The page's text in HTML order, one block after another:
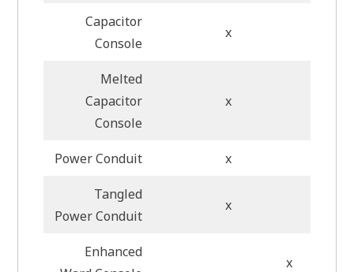
Capacitor
Console
x
Melted
Capacitor
Console
x
Power Conduit x
Tangled
Power Conduit
x
Enhanced
x